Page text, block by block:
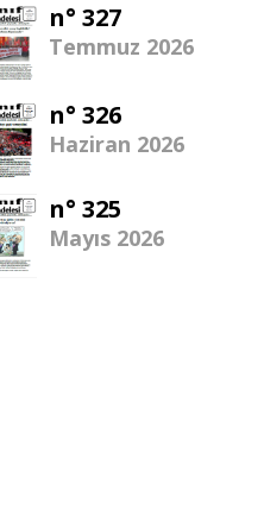
n° 327
Temmuz 2026
n° 326
Haziran 2026
n° 325
Mayıs 2026